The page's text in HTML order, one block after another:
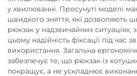
у хвилюванні. Просунуті моделі
швидкого зняття, які дозволяють
рюкзак у надзвичайних ситуаціях,
цьому надійність фіксації під час
використання. Загальна
забезпечує те, що рюкзак із
покращує, а не ускладнює